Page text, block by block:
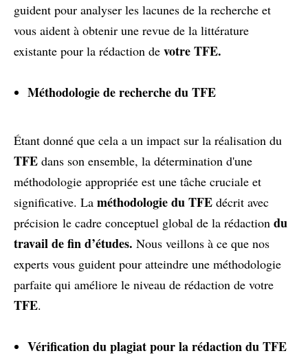
guident pour analyser les lacunes de la recherche et
vous aident à obtenir une revue de la littérature
existante pour la rédaction de votre TFE.
Méthodologie de recherche du TFE
Étant donné que cela a un impact sur la réalisation du
TFE dans son ensemble, la détermination d'une
méthodologie appropriée est une tâche cruciale et
significative. La méthodologie du TFE décrit avec
précision le cadre conceptuel global de la rédaction du
travail de fin d’études. Nous veillons à ce que nos
experts vous guident pour atteindre une méthodologie
parfaite qui améliore le niveau de rédaction de votre
TFE.
Vérification du plagiat pour la rédaction du TFE